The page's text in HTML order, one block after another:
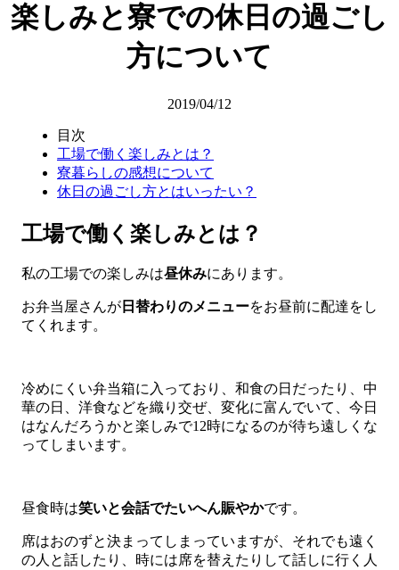
楽しみと寮での休日の過ごし
方について
2019/04/12
目次
工場で働く楽しみとは？
寮暮らしの感想について
休日の過ごし方とはいったい？
工場で働く楽しみとは？
私の工場での楽しみは昼休みにあります。
お弁当屋さんが 日替わりのメニューをお昼前に配達をし
てくれます。
冷めにくい弁当箱に入っており、和食の日だったり、中
華の日、洋食などを織り交ぜ、変化に富んでいて、今日
はなんだろうかと楽しみで12時になるのが待ち遠しくな
ってしまいます。
昼食時は笑いと会話でたいへん賑やかです。
席はおのずと決まってしまっていますが、それでも遠く
の人と話したり、時には席を替えたりして話しに行く人